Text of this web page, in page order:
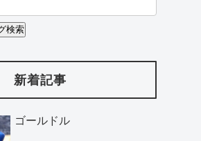
新着記事
ゴールドル